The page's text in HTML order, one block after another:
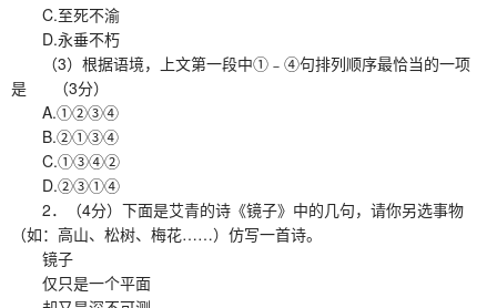
C.至死不渝
D.永垂不朽
（3）根据语境，上文第一段中①﹣④句排列顺序最恰当的一项
是 （3分）
A.①②③④
B.②①③④
C.①③④②
D.②③①④
2．（4分）下面是艾青的诗《镜子》中的几句，请你另选事物
（如：高山、松树、梅花……）仿写一首诗。
镜子
仅只是一个平面